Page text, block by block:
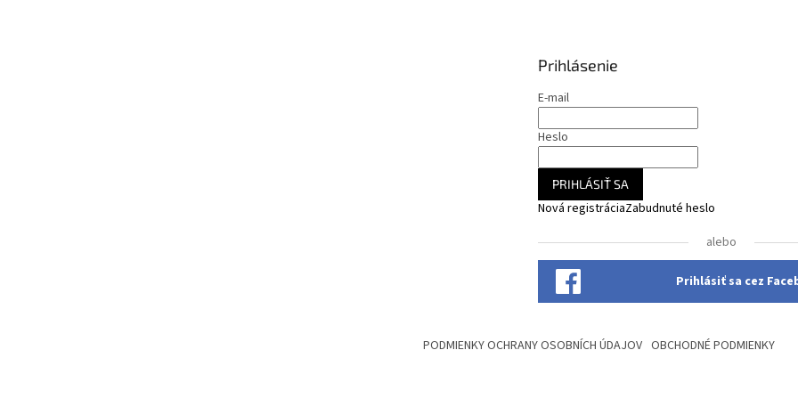
Prihlásenie
E-mail
Heslo
PRIHLÁSIŤ SA
Nová registráciaZabudnuté heslo
alebo
Prihlásiť sa cez
PODMIENKY OCHRANY OSOBNÍCH ÚDAJOV OBCHODNÉ PODMIENKY